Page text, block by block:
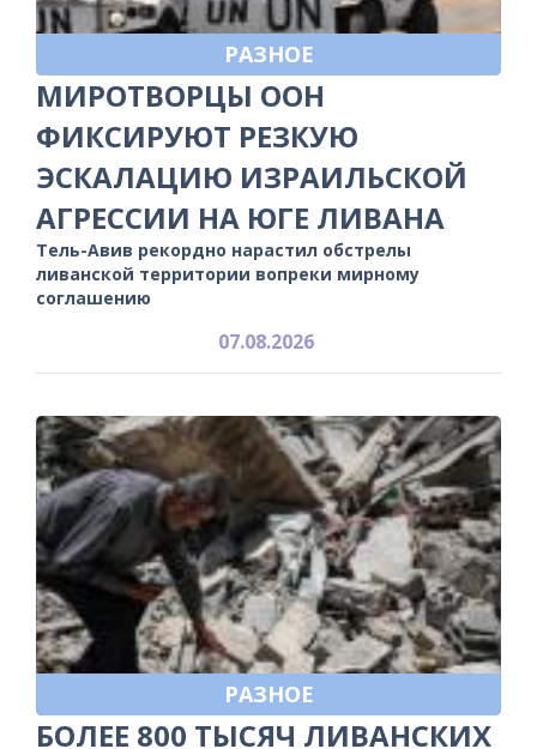
РАЗНОЕ
МИРОТВОРЦЫ ООН
ФИКСИРУЮТ РЕЗКУЮ
ЭСКАЛАЦИЮ ИЗРАИЛЬСКОЙ
АГРЕССИИ НА ЮГЕ ЛИВАНА
Тель-Авив рекордно нарастил обстрелы
ливанской территории вопреки мирному
соглашению
07.08.2026
РАЗНОЕ
БОЛЕЕ 800 ТЫСЯЧ ЛИВАНСКИХ